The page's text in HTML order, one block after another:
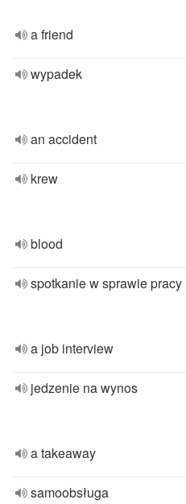
a friend
wypadek
an accident
krew
blood
spotkanie w sprawie pracy
a job interview
jedzenie na wynos
a takeaway
samoobsługa